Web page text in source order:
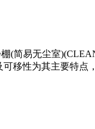
(简易无尘室
移性为其主要特